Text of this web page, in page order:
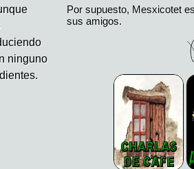
ninguno
Por supuesto, Mesxicotet
sus amigos.